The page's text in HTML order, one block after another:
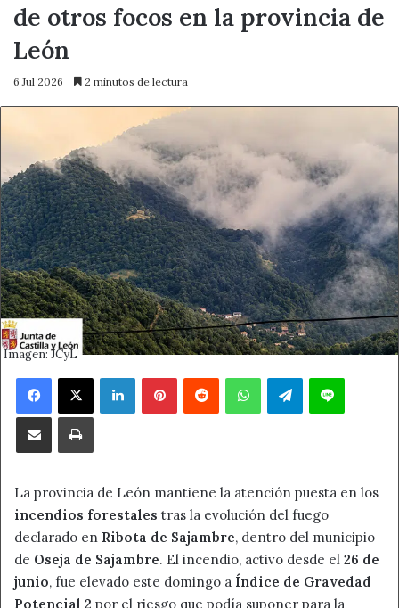
de otros focos en la provincia de
León
6 Jul 2026 2 minutos de lectura
Imagen: JCyL
Facebook
X LinkedInPinterestReddit WhatsAppTelegramLine
Compartir por correo electrónicoImprimir
La provincia de León mantiene la atención puesta en los
incendios forestales tras la evolución del fuego
declarado en Ribota de Sajambre, dentro del municipio
de Oseja de Sajambre. El incendio, activo desde el 26 de
junio, fue elevado este domingo a Índice de Gravedad
Potencial 2 por el riesgo que podía suponer para la